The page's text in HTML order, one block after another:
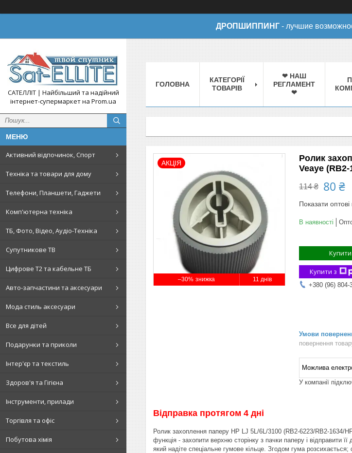
ДРОПШИППИНГ - лучшие
САТЕЛЛІТ | Найбільший та надійний
інтернет-супермаркет на Prom.ua
Активний відпочинок, Спорт
Техніка та товари для дому
Телефони, Планшети, Гаджети
Комп'ютерна техніка
ТБ, Фото, Відео, Аудіо-Техніка
Супутникове ТВ
Цифрове Т2 та кабельне ТБ
Авто-запчастини та аксесуари
Мода стиль аксесуари
Все для дітей
Подарунки та приколи
Інтер'єр та текстиль
Здоров'я та Гігієна
Інструменти, прилади
Торгівля та офіс
Побутова хімія
ГОЛОВНА
КАТЕГОРІЇ
ТОВАРІВ
❤ НАШ
РЕГЛАМЕНТ
❤
–30% 11 днів
АКЦІЯ
Ролик
Veaye (RB2-
114 ₴ 80 ₴
Показати оптові
В наявності
Купити
Купити з
+380 (96) 804-
повернення
У компанії
Відправка протягом 4 дні
Ролик захоплення паперу HP LJ 5L/6L/3100 (RB2-6223/RB2-1634/
функція - захопити верхню сторінку з пачки паперу і відправити
який надіте спеціальне гумове кільце. Згодом гума